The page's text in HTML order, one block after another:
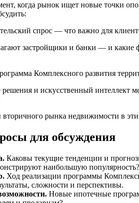
когда рынок ищет новые точки
спрос — что важно для
застройщики и банки — и какие
Комплексного развития
и искусственный интеллект
рынка недвижимости в
для обсуждения
Каковы текущие тенденции и
наибольшую популярность?
Ход реализации программы
сложности и перспективы.
Новые ипотечные